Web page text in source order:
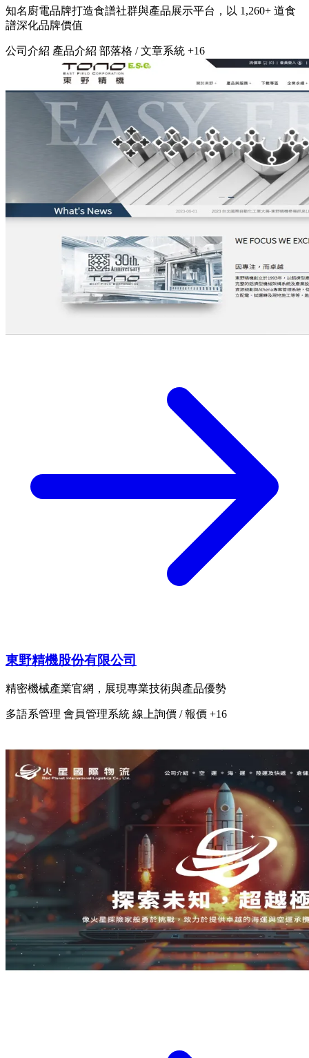
知名廚電品牌打造食譜社群與產品展示平台，以 1,260+ 道食
譜深化品牌價值
公司介紹 產品介紹 部落格 / 文章系統 +16
東野精機股份有限公司
精密機械產業官網，展現專業技術與產品優勢
多語系管理 會員管理系統 線上詢價 / 報價 +16